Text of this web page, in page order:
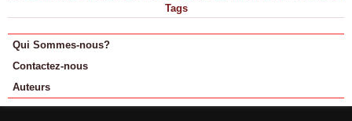
Tags
Qui Sommes-nous?
Contactez-nous
Auteurs